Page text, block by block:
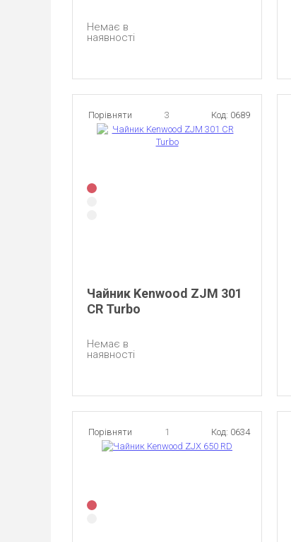
Немає в
наявності
3
Порівняти
Чайник Kenwood ZJM 301
CR Turbo
Код: 0689
Немає в
наявності
1
Порівняти Код: 0634